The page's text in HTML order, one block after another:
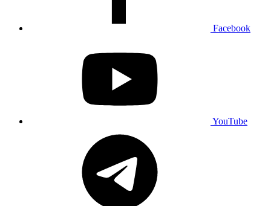
Facebook
YouTube